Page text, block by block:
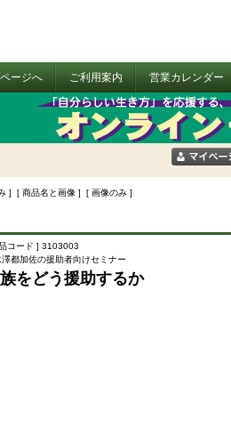
ージへ ご利用案内 営業カレンダー
] [ 商品名と画像 ] [ 画像のみ ]
コード ] 3103003
都加佐の援助者向けセミナー
をどう援助するか